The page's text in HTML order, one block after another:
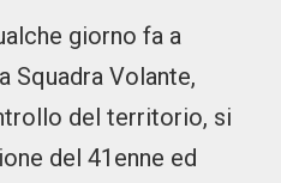
giorno fa a
Squadra Volante,
del territorio, si
del 41enne ed